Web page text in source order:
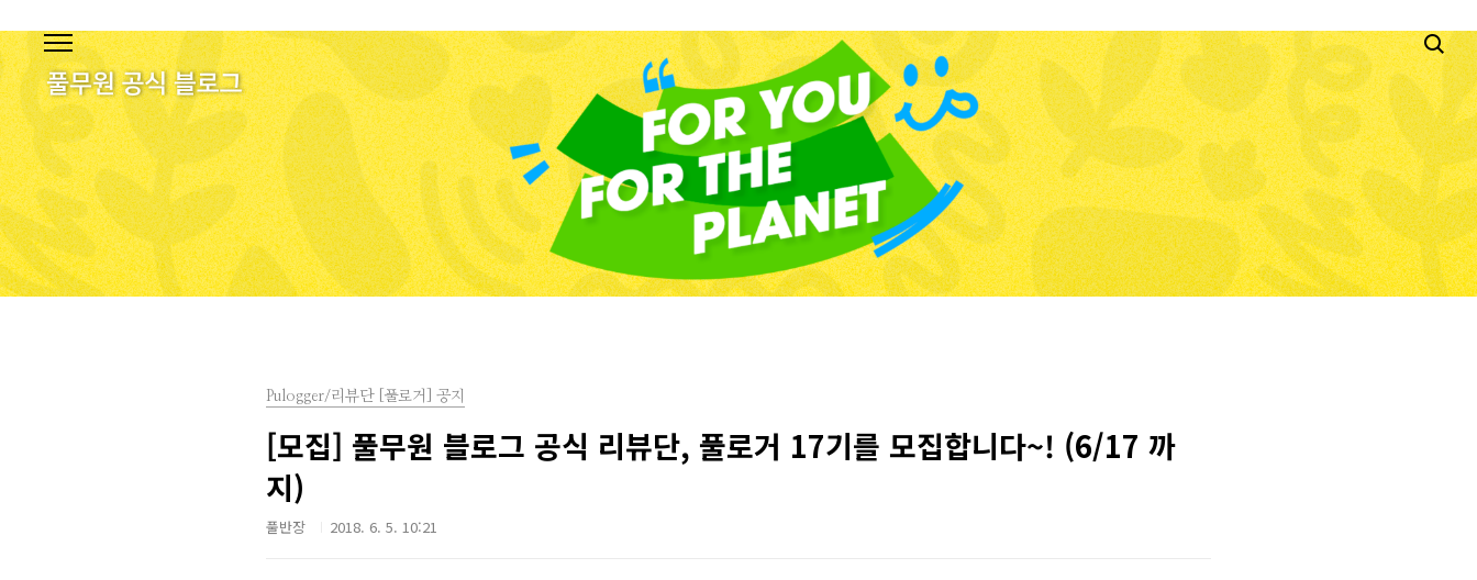
Pulogger/리뷰단 [풀로거] 공지
[모집] 풀무원 블로그 공식 리뷰단, 풀로거 17기를 모집합니다~! (6/17 까
지)
풀반장 2018. 6. 5. 10:21